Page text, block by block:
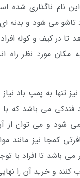
این نام ناگذاری شده
تاشو می شود و بدنه
در کیف و کوله
مکان مورد نظر راه
تنها به پمپ باد
فندکی می باشد که با
می شود و می توان از
کمجا نیز مانند
می باشد تا افراد با
کنند و خرید آن را